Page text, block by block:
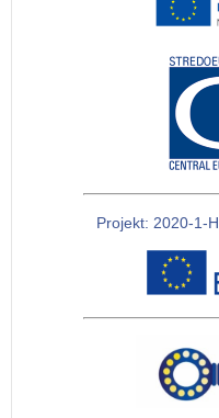
Projekt: 2020-1-